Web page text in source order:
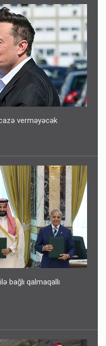
verməyəcək
bağlı qalmaqallı